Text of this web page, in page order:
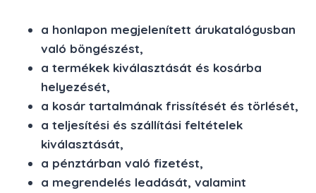
a honlapon megjelenített árukatalógusban
való böngészést,
a termékek kiválasztását és kosárba
helyezését,
a kosár tartalmának frissítését és törlését,
a teljesítési és szállítási feltételek
kiválasztását,
a pénztárban való fizetést,
a megrendelés leadását, valamint